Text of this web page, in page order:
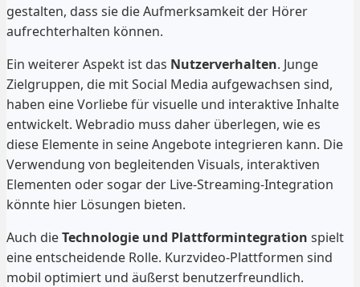
gestalten, dass sie die Aufmerksamkeit der Hörer
aufrechterhalten können.
Ein weiterer Aspekt ist das Nutzerverhalten. Junge
Zielgruppen, die mit Social Media aufgewachsen sind,
haben eine Vorliebe für visuelle und interaktive Inhalte
entwickelt. Webradio muss daher überlegen, wie es
diese Elemente in seine Angebote integrieren kann. Die
Verwendung von begleitenden Visuals, interaktiven
Elementen oder sogar der Live-Streaming-Integration
könnte hier Lösungen bieten.
Auch dieTechnologie und Plattformintegration spielt
eine entscheidende Rolle. Kurzvideo-Plattformen sind
mobil optimiert und äußerst benutzerfreundlich.